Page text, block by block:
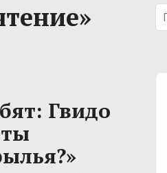
Гвидо